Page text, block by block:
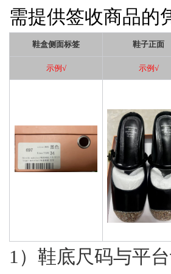
需提供签收商品的
鞋盒侧面标签 鞋子正面
示例 √ 示例 √
1）鞋底尺码与平